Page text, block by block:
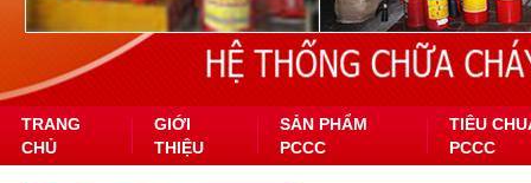
TRANG
CHỦ
GIỚI
THIỆU
SẢN PHẨM
PCCC
TIÊU
PCCC